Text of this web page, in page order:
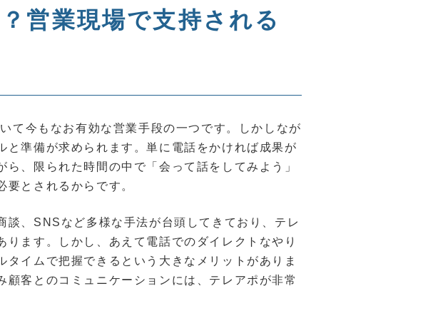
営業現場で支持される
て今もなお有効な営業手段の一つです。しかしなが
準備が求められます。単に電話をかければ成果が
、限られた時間の中で「会って話をしてみよう」
とされるからです。
、SNSなど多様な手法が台頭してきており、テレ
ます。しかし、あえて電話でのダイレクトなやり
イムで把握できるという大きなメリットがありま
客とのコミュニケーションには、テレアポが非常